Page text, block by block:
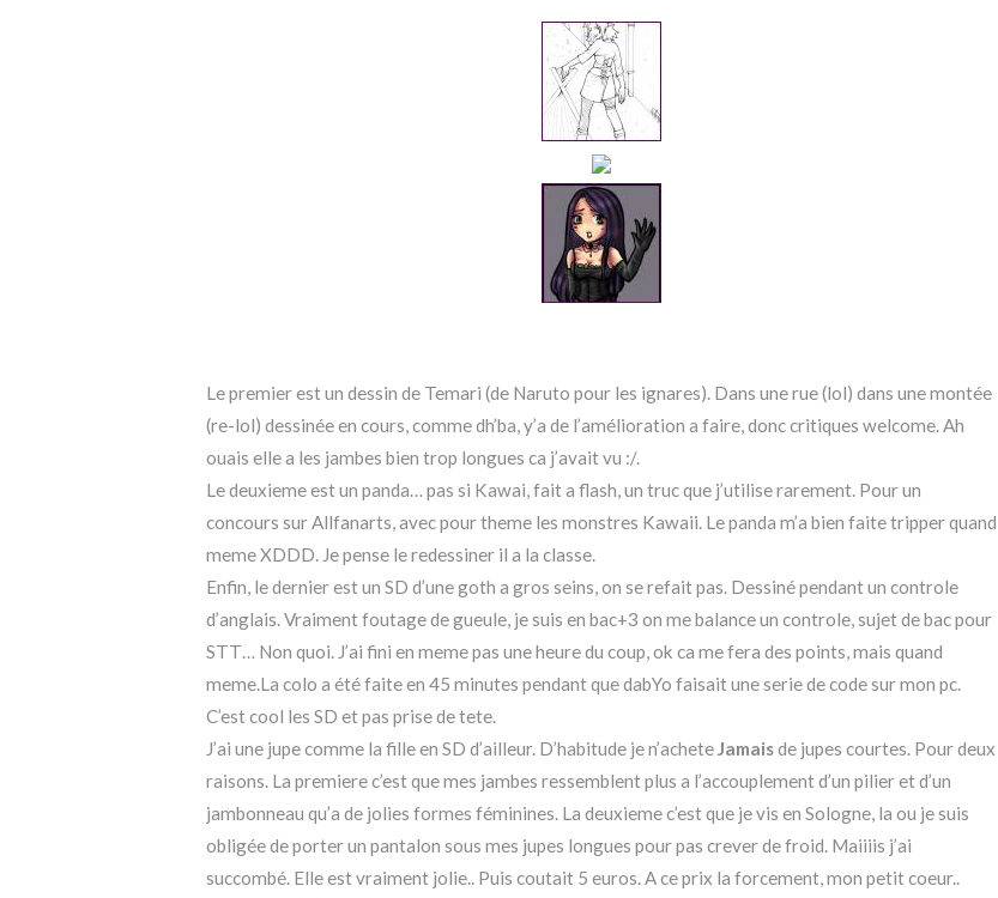
Le premier est un dessin de Temari (de Naruto pour les ignares). Dans une rue (lol) dans une montée
(re-lol) dessinée en cours, comme dh’ba, y’a de l’amélioration a faire, donc critiques welcome. Ah
ouais elle a les jambes bien trop longues ca j’avait vu :/.
Le deuxieme est un panda… pas si Kawai, fait a flash, un truc que j’utilise rarement. Pour un
concours sur Allfanarts, avec pour theme les monstres Kawaii. Le panda m’a bien faite tripper quand
meme XDDD. Je pense le redessiner il a la classe.
Enfin, le dernier est un SD d’une goth a gros seins, on se refait pas. Dessiné pendant un controle
d’anglais. Vraiment foutage de gueule, je suis en bac+3 on me balance un controle, sujet de bac pour
STT… Non quoi. J’ai fini en meme pas une heure du coup, ok ca me fera des points, mais quand
meme.La colo a été faite en 45 minutes pendant que dabYo faisait une serie de code sur mon pc.
C’est cool les SD et pas prise de tete.
J’ai une jupe comme la fille en SD d’ailleur. D’habitude je n’acheteJamaisde jupes courtes. Pour deux
raisons. La premiere c’est que mes jambes ressemblent plus a l’accouplement d’un pilier et d’un
jambonneau qu’a de jolies formes féminines. La deuxieme c’est que je vis en Sologne, la ou je suis
obligée de porter un pantalon sous mes jupes longues pour pas crever de froid. Maiiiis j’ai
succombé. Elle est vraiment jolie.. Puis coutait 5 euros. A ce prix la forcement, mon petit coeur..